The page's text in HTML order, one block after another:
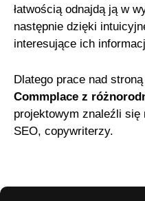
łatwością odnajdą ją w
następnie dzięki
interesujące ich
Dlatego prace nad
Commplace z
projektowym znaleźli
SEO, copywriterzy.